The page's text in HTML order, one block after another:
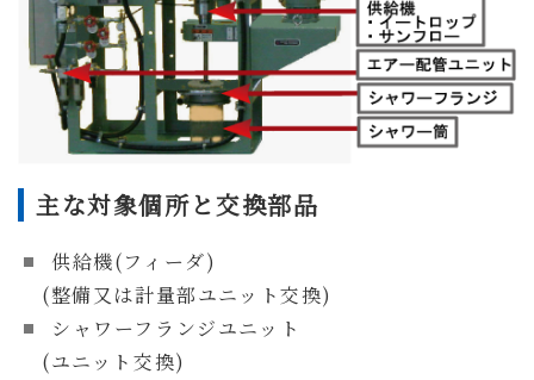
主な対象個所と交換部品
供給機(フィーダ)
(整備又は計量部ユニット交換)
シャワーフランジユニット
(ユニット交換)